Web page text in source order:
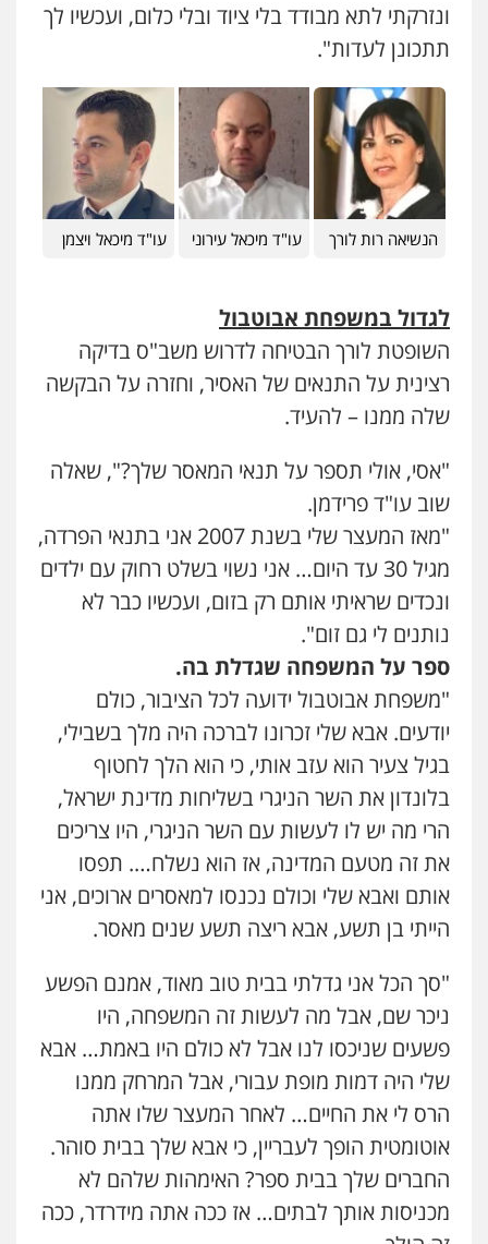
עו"ד אשרף שחאדה
פלילי
0549535659
עו"ד זקי אלעברה
פלילי פשיעה חמורה עורכי דין לענייני אסירים
0559600005
אסירים צבאי
0546364651
עו"ד עמית שלף
פלילי פשיעה חמורה
0542068898
אייל בן שושן, עורך דין פלילי
פלילי מעצרים וחקירות פשיעה חמורה
נוער רישום פלילי
0522763105
רעות כהן – משרד עורכי דין
פלילי צווארון לבן תעבורה
וחקירות
0506277425
עו"ד מאור שגב
פלילי פשיעה חמורה מעצרים וחקירות
0546680127
עו"ד נעם שביט
פלילי פשיעה חמורה מיסים הלבנת הון
פסיכיאטריה משפטית
עו"ד דותן דניאלי
פלילי פשיעה חמורה צווארון לבן פשיעה
כלכלית עורכי דין לענייני אסירים נוער
0542442982
עו"ד יצחק איצקוביץ'
פלילי פשיעה חמורה צווארון לבן
0526655833
ונזרקתי לתא מבודד בלי ציוד ובלי כלום, ועכשיו לך
תתכונן לעדות".
הנשיאה רות לורך עו"ד מיכאל עירוני עו"ד מיכאל ויצמן
לגדול במשפחת אבוטבול
השופטת לורך הבטיחה לדרוש משב"ס בדיקה
רצינית על התנאים של האסיר, וחזרה על הבקשה
שלה ממנו – להעיד.
"אסי, אולי תספר על תנאי המאסר שלך?", שאלה
שוב עו"ד פרידמן.
"מאז המעצר שלי בשנת 2007 אני בתנאי הפרדה,
מגיל 30 עד היום… אני נשוי בשלט רחוק עם ילדים
ונכדים שראיתי אותם רק בזום, ועכשיו כבר לא
נותנים לי גם זום".
ספר על המשפחה שגדלת בה.
"משפחת אבוטבול ידועה לכל הציבור, כולם
יודעים. אבא שלי זכרונו לברכה היה מלך בשבילי,
בגיל צעיר הוא עזב אותי, כי הוא הלך לחטוף
בלונדון את השר הניגרי בשליחות מדינת ישראל,
הרי מה יש לו לעשות עם השר הניגרי, היו צריכים
את זה מטעם המדינה, אז הוא נשלח…. תפסו
אותם ואבא שלי וכולם נכנסו למאסרים ארוכים, אני
הייתי בן תשע, אבא ריצה תשע שנים מאסר.
"סך הכל אני גדלתי בבית טוב מאוד, אמנם הפשע
ניכר שם, אבל מה לעשות זה המשפחה, היו
פשעים שניכסו לנו אבל לא כולם היו באמת… אבא
שלי היה דמות מופת עבורי, אבל המרחק ממנו
הרס לי את החיים… לאחר המעצר שלו אתה
אוטומטית הופך לעבריין, כי אבא שלך בבית סוהר.
החברים שלך בבית ספר? האימהות שלהם לא
מכניסות אותך לבתים… אז ככה אתה מידרדר, ככה